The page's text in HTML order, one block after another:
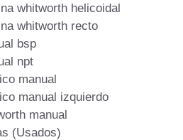
whitworth helicoidal
whitworth recto
bsp
npt
manual
manual izquierdo
manual
(Usados)